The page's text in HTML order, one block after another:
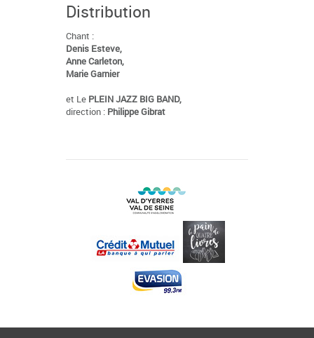
Distribution
Chant :
Denis Esteve,
Anne Carleton,
Marie Garnier
et Le PLEIN JAZZ BIG BAND,
direction : Philippe Gibrat